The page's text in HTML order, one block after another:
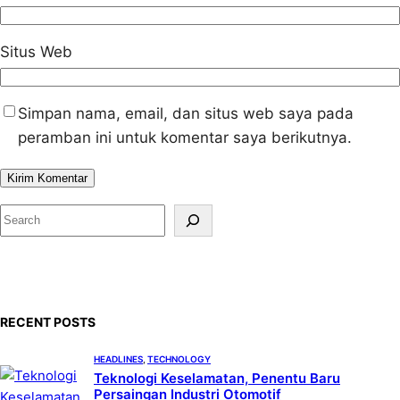
Situs Web
Simpan nama, email, dan situs web saya pada
peramban ini untuk komentar saya berikutnya.
S
e
RECENT POSTS
HEADLINES TECHNOLOGY
Teknologi Keselamatan, Penentu Baru
Persaingan Industri Otomotif